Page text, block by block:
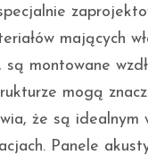
mających
są montowane
mogą
że są idealnym
Panele